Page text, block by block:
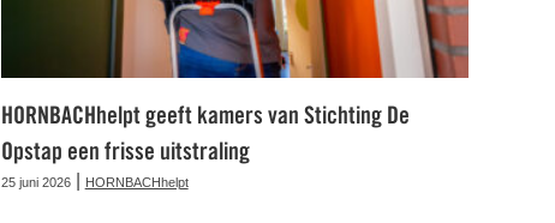
HORNBACHhelpt geeft kamers van Stichting De
Opstap een frisse uitstraling
25 juni 2026| HORNBACHhelpt